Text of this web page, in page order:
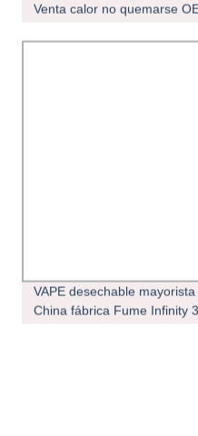
Venta calor no quemarse
VAPE desechable
China fábrica Fume Infinity